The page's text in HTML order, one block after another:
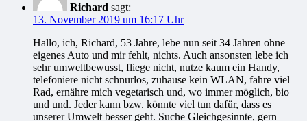
Richard sagt:
13. November 2019 um 16:17 Uhr
Hallo, ich, Richard, 53 Jahre, lebe nun seit 34 Jahren ohne
eigenes Auto und mir fehlt, nichts. Auch ansonsten lebe ich
sehr umweltbewusst, fliege nicht, nutze kaum ein Handy,
telefoniere nicht schnurlos, zuhause kein WLAN, fahre viel
Rad, ernähre mich vegetarisch und, wo immer möglich, bio
und und. Jeder kann bzw. könnte viel tun dafür, dass es
unserer Umwelt besser geht. Suche Gleichgesinnte, gern